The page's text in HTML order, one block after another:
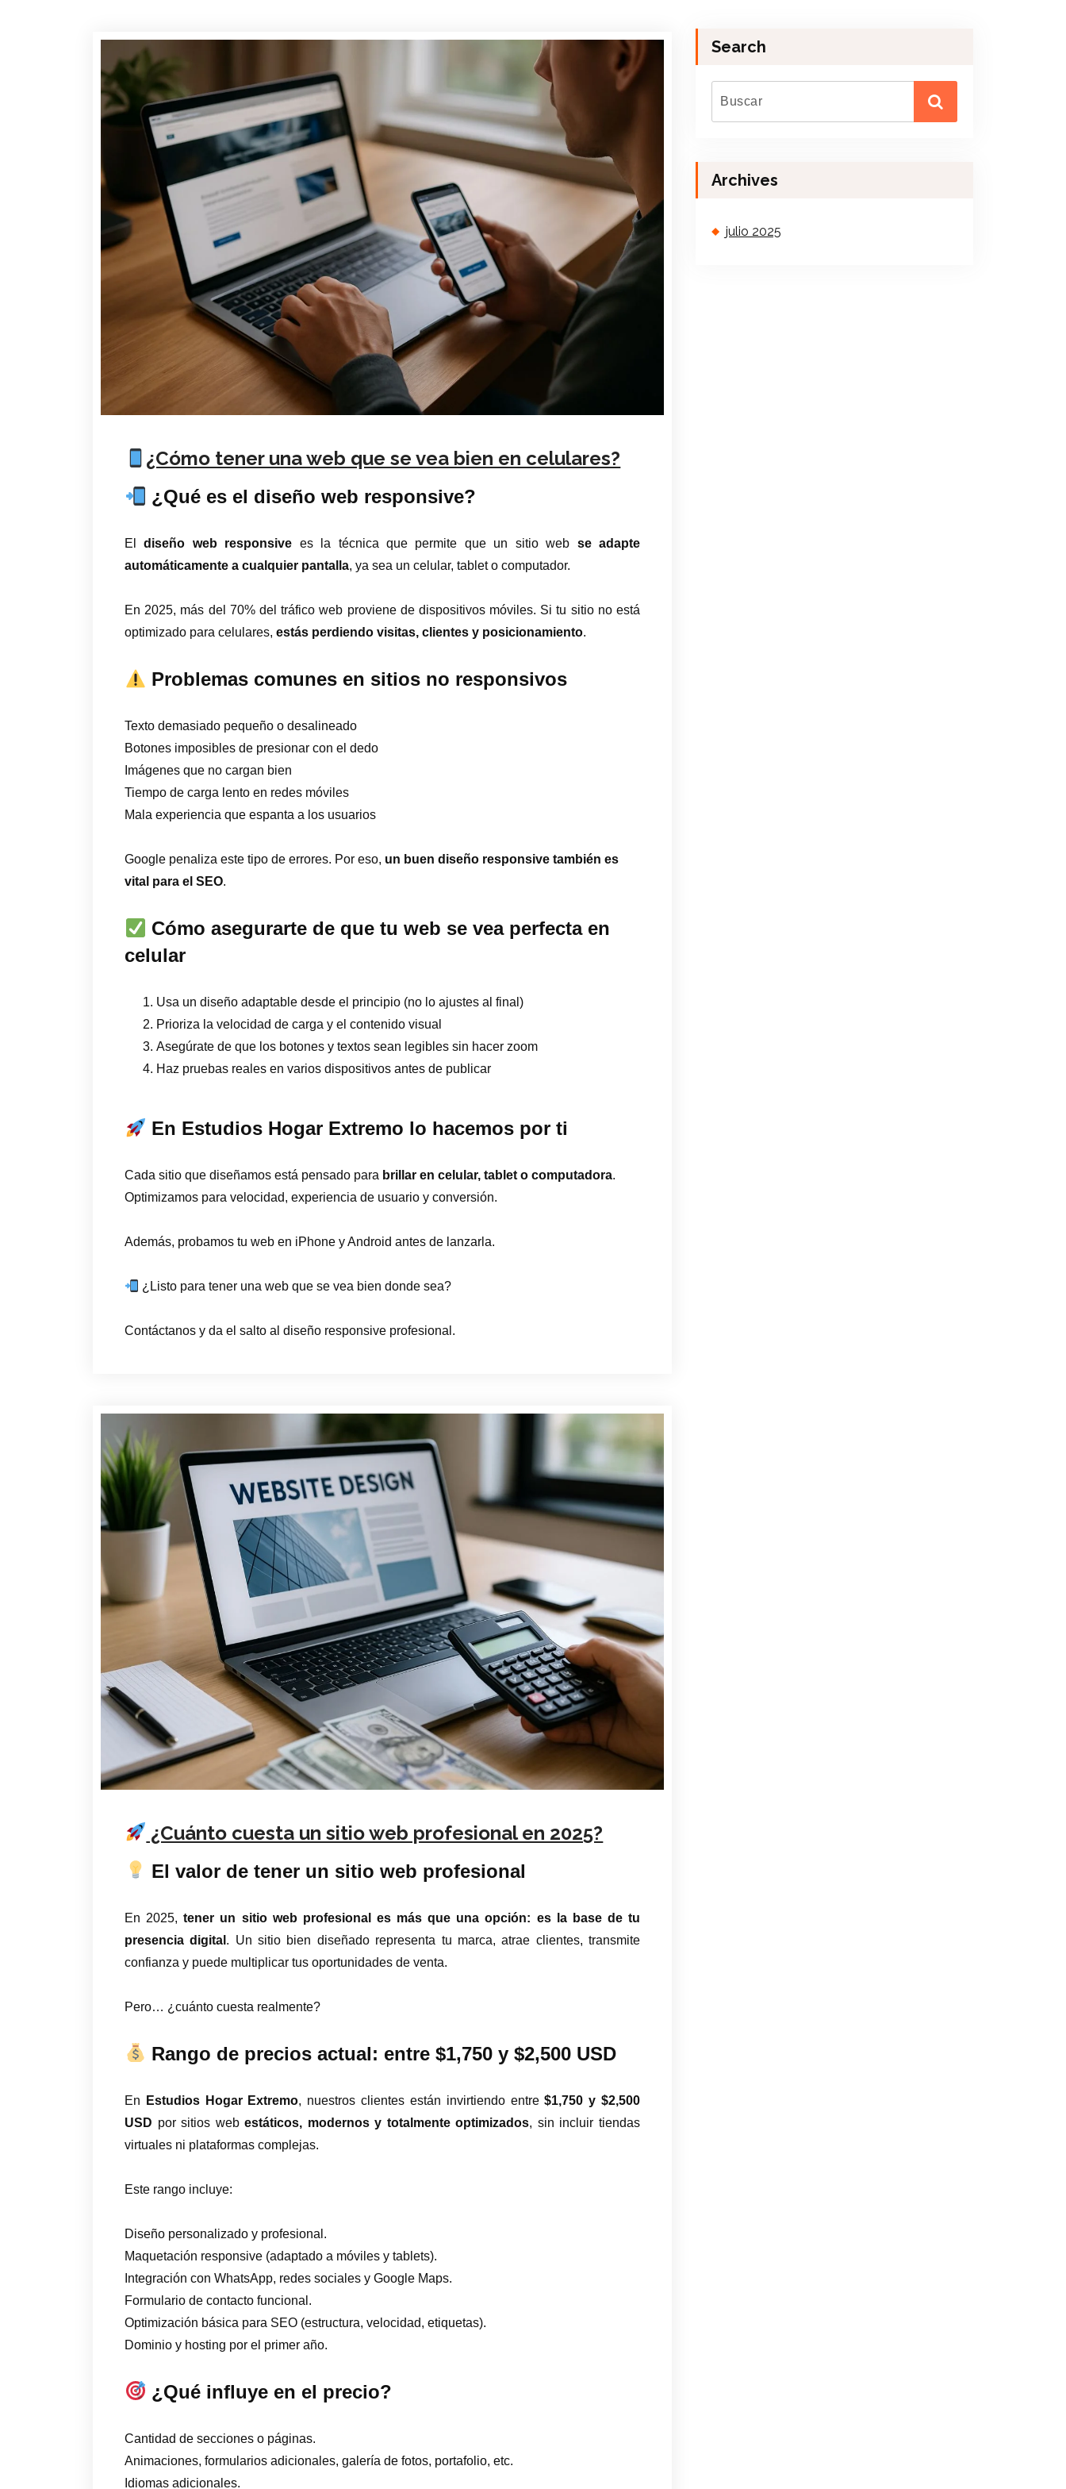
¿Cómo tener una web que se vea bien en celulares?
¿Qué es el diseño web responsive?
Eldiseño web responsive es la técnica que permite que un sitio web se adapte
automáticamente a cualquier pantalla, ya sea un celular, tablet o computador.
En 2025, más del 70% del tráfico web proviene de dispositivos móviles. Si tu sitio no está
optimizado para celulares, estás perdiendo visitas, clientes y posicionamiento.
Problemas comunes en sitios no responsivos
Texto demasiado pequeño o desalineado
Botones imposibles de presionar con el dedo
Imágenes que no cargan bien
Tiempo de carga lento en redes móviles
Mala experiencia que espanta a los usuarios
Google penaliza este tipo de errores. Por eso, un buen diseño responsive también es
vital para el SEO.
Cómo asegurarte de que tu web se vea perfecta en
celular
Usa un diseño adaptable desde el principio (no lo ajustes al final)
Prioriza la velocidad de carga y el contenido visual
Asegúrate de que los botones y textos sean legibles sin hacer zoom
Haz pruebas reales en varios dispositivos antes de publicar
En Estudios Hogar Extremo lo hacemos por ti
Cada sitio que diseñamos está pensado para brillar en celular, tablet o computadora.
Optimizamos para velocidad, experiencia de usuario y conversión.
Además, probamos tu web en iPhone y Android antes de lanzarla.
¿Listo para tener una web que se vea bien donde sea?
Contáctanos y da el salto al diseño responsive profesional.
¿Cuánto cuesta un sitio web profesional en 2025?
El valor de tener un sitio web profesional
En 2025,tener un sitio web profesional es más que una opción: es la base de tu
presencia digital . Un sitio bien diseñado representa tu marca, atrae clientes, transmite
confianza y puede multiplicar tus oportunidades de venta.
Pero… ¿cuánto cuesta realmente?
Rango de precios actual: entre $1,750 y $2,500 USD
En Estudios Hogar Extremo, nuestros clientes están invirtiendo entre$1,750 y $2,500
USD por sitios webestáticos, modernos y totalmente optimizados, sin incluir tiendas
virtuales ni plataformas complejas.
Este rango incluye:
Diseño personalizado y profesional.
Maquetación responsive (adaptado a móviles y tablets).
Integración con WhatsApp, redes sociales y Google Maps.
Formulario de contacto funcional.
Optimización básica para SEO (estructura, velocidad, etiquetas).
Dominio y hosting por el primer año.
¿Qué influye en el precio?
Cantidad de secciones o páginas.
Animaciones, formularios adicionales, galería de fotos, portafolio, etc.
Idiomas adicionales.
Search
Archives
julio 2025